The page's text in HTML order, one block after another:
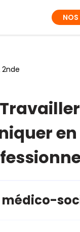
NOS
2nde
médico-